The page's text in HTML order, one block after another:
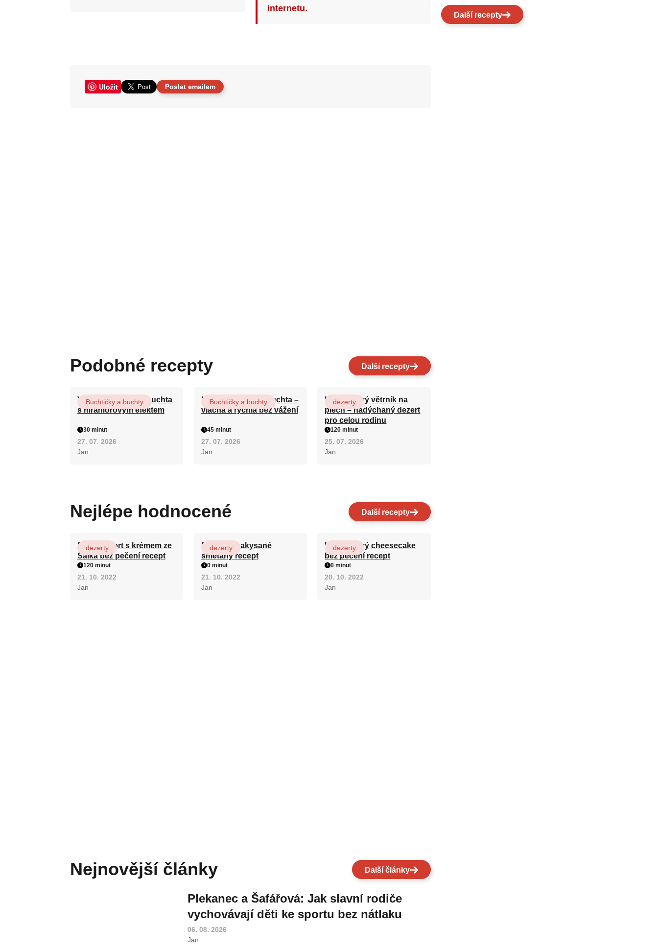
internetu.
Uložit Poslat emailem
Podobné recepty Další recepty
Vláčná olejová litá buchta
s mramorovým efektem
Buchtičky a buchty
30 minut
27. 07. 2026
Jan
Hrnková maková buchta –
vláčná a rychlá bez vážení
Buchtičky a buchty
45 minut
27. 07. 2026
Jan
Karamelový větrník na
plech – nadýchaný dezert
pro celou rodinu
dezerty
120 minut
25. 07. 2026
Jan
Nejlépe hodnocené Další recepty
Patrový dort s krémem ze
Salka bez pečení recept
dezerty
120 minut
21. 10. 2022
Jan
Fánky ze zakysané
smetany recept
dezerty
0 minut
21. 10. 2022
Jan
Karamelový cheesecake
bez pečení recept
dezerty
0 minut
20. 10. 2022
Jan
Nejnovější články Další články
Plekanec a Šafářová: Jak slavní rodiče
vychovávají děti ke sportu bez nátlaku
06. 08. 2026
Jan
Další recepty